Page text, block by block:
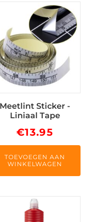
Meetlint Sticker -
Liniaal Tape
€13.95
TOEVOEGEN AAN
WINKELWAGEN